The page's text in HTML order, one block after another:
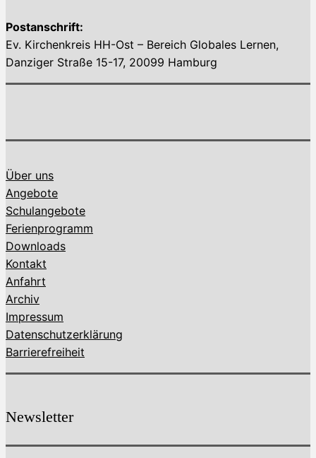
Postanschrift:
Ev. Kirchenkreis HH-Ost – Bereich Globales Lernen,
Danziger Straße 15-17, 20099 Hamburg
Über uns
Angebote
Schulangebote
Ferienprogramm
Downloads
Kontakt
Anfahrt
Archiv
Impressum
Datenschutzerklärung
Barrierefreiheit
Newsletter